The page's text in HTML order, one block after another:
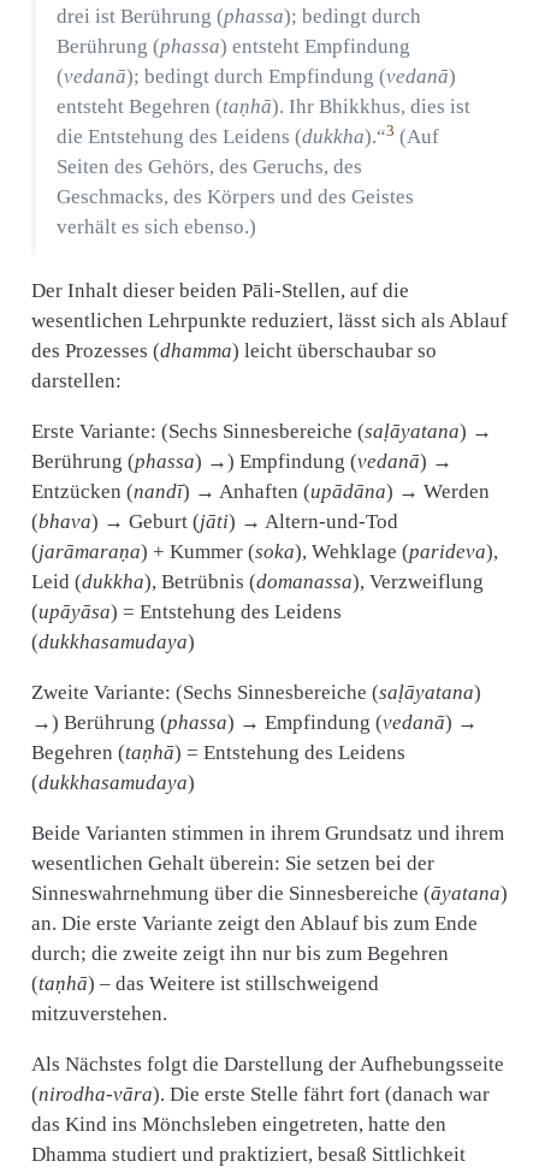
drei ist Berührung (phassa); bedingt durch
Berührung (phassa) entsteht Empfindung
(vedanā); bedingt durch Empfindung (vedanā)
entsteht Begehren (taṇhā). Ihr Bhikkhus, dies ist
die Entstehung des Leidens (dukkha).“3 (Auf
Seiten des Gehörs, des Geruchs, des
Geschmacks, des Körpers und des Geistes
verhält es sich ebenso.)
Der Inhalt dieser beiden Pāli-Stellen, auf die
wesentlichen Lehrpunkte reduziert, lässt sich als Ablauf
des Prozesses (dhamma) leicht überschaubar so
darstellen:
Erste Variante: (Sechs Sinnesbereiche (saḷāyatana) →
Berührung (phassa) →) Empfindung (vedanā) →
Entzücken (nandī) → Anhaften (upādāna) → Werden
(bhava) → Geburt (jāti) → Altern-und-Tod
(jarāmaraṇa) + Kummer (soka), Wehklage (parideva),
Leid (dukkha), Betrübnis (domanassa), Verzweiflung
(upāyāsa) = Entstehung des Leidens
(dukkhasamudaya)
Zweite Variante: (Sechs Sinnesbereiche (saḷāyatana)
→) Berührung (phassa) → Empfindung (vedanā) →
Begehren (taṇhā) = Entstehung des Leidens
(dukkhasamudaya)
Beide Varianten stimmen in ihrem Grundsatz und ihrem
wesentlichen Gehalt überein: Sie setzen bei der
Sinneswahrnehmung über die Sinnesbereiche (āyatana)
an. Die erste Variante zeigt den Ablauf bis zum Ende
durch; die zweite zeigt ihn nur bis zum Begehren
(taṇhā) – das Weitere ist stillschweigend
mitzuverstehen.
Als Nächstes folgt die Darstellung der Aufhebungsseite
(nirodha-vāra). Die erste Stelle fährt fort (danach war
das Kind ins Mönchsleben eingetreten, hatte den
Dhamma studiert und praktiziert, besaß Sittlichkeit